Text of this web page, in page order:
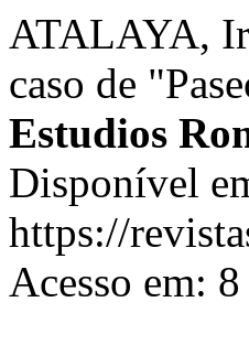
ATALAYA,
caso de
Estudios
Disponível
https://
Acesso em: